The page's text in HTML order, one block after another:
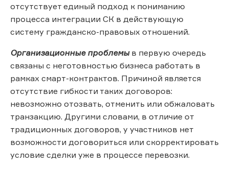
отсутствует единый подход к пониманию
процесса интеграции СК в действующую
систему гражданско-правовых отношений.
Организационные проблемыв первую очередь
связаны с неготовностью бизнеса работать в
рамках смарт-контрактов. Причиной является
отсутствие гибкости таких договоров:
невозможно отозвать, отменить или обжаловать
транзакцию. Другими словами, в отличие от
традиционных договоров, у участников нет
возможности договориться или скорректировать
условие сделки уже в процессе перевозки.